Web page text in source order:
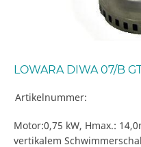
LOWARA DIWA 07/B
Artikelnummer:
Motor:0,75 kW, Hmax.:
vertikalem